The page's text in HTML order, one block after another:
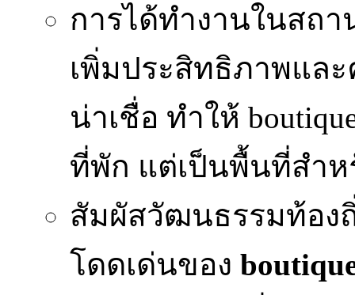
การได้ทำงานในสถ
เพิ่มประสิทธิภาพแล
น่าเชื่อ ทำให้
ที่พัก แต่เป็นพื้นที่สำ
สัมผัสวัฒนธรรมท้อง
โดดเด่นของ